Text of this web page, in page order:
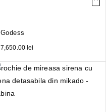
Godess
7,650.00lei